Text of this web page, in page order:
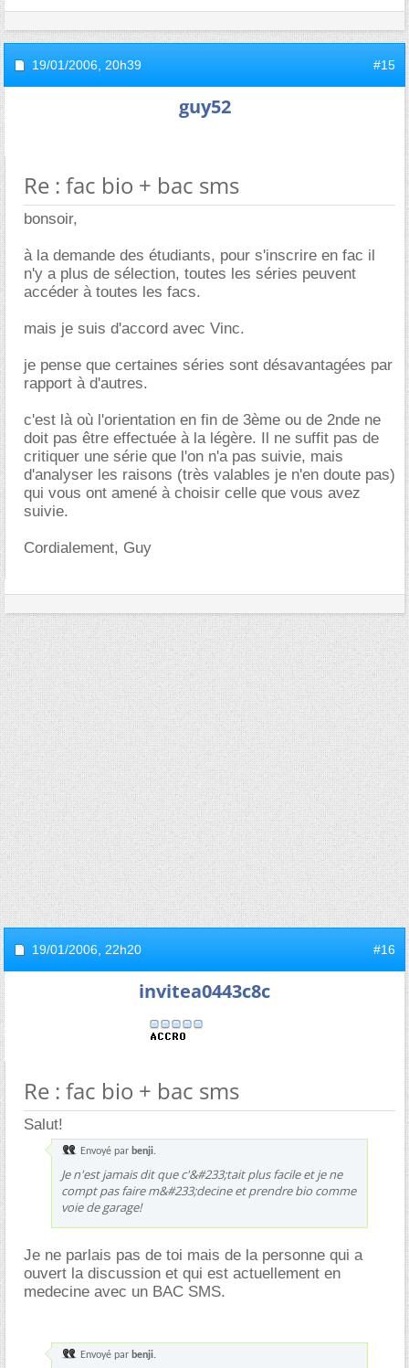
19/01/2006, 20h39 #15
guy52
Re : fac bio + bac sms
bonsoir,
à la demande des étudiants, pour s'inscrire en fac il
n'y a plus de sélection, toutes les séries peuvent
accéder à toutes les facs.
mais je suis d'accord avec Vinc.
je pense que certaines séries sont désavantagées par
rapport à d'autres.
c'est là où l'orientation en fin de 3ème ou de 2nde ne
doit pas être effectuée à la légère. Il ne suffit pas de
critiquer une série que l'on n'a pas suivie, mais
d'analyser les raisons (très valables je n'en doute pas)
qui vous ont amené à choisir celle que vous avez
suivie.
Cordialement, Guy
19/01/2006, 22h20 #16
invitea0443c8c
Re : fac bio + bac sms
Salut!
Envoyé par benji.
Je n'est jamais dit que c'&#233;tait plus facile et je ne
compt pas faire m&#233;decine et prendre bio comme
voie de garage!
Je ne parlais pas de toi mais de la personne qui a
ouvert la discussion et qui est actuellement en
medecine avec un BAC SMS.
Envoyé par benji.